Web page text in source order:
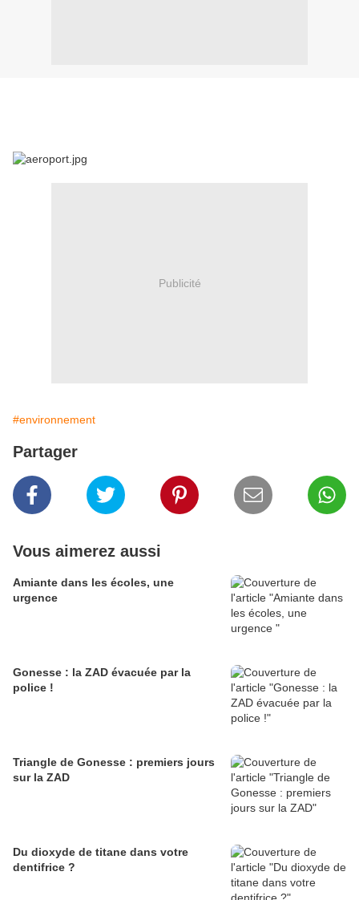
Publicité
#environnement
Partager
Vous aimerez aussi
Amiante dans les écoles, une
urgence
Gonesse : la ZAD évacuée par la
police !
Triangle de Gonesse : premiers jours
sur la ZAD
Du dioxyde de titane dans votre
dentifrice ?